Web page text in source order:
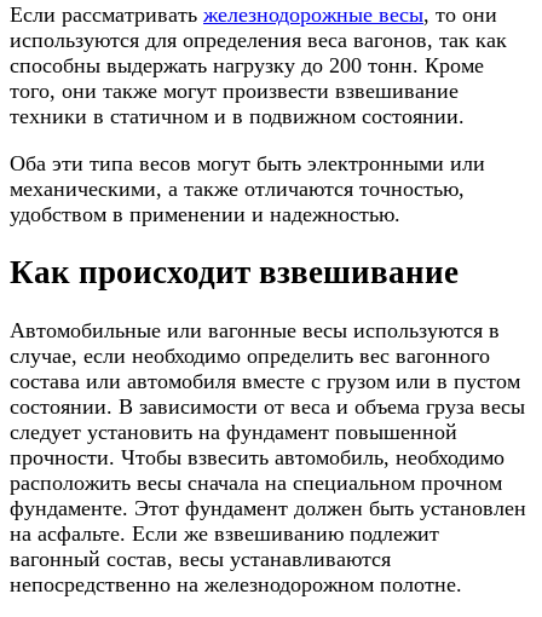
Если рассматривать железнодорожные весы, то они
используются для определения веса вагонов, так как
способны выдержать нагрузку до 200 тонн. Кроме
того, они также могут произвести взвешивание
техники в статичном и в подвижном состоянии.
Оба эти типа весов могут быть электронными или
механическими, а также отличаются точностью,
удобством в применении и надежностью.
Как происходит взвешивание
Автомобильные или вагонные весы используются в
случае, если необходимо определить вес вагонного
состава или автомобиля вместе с грузом или в пустом
состоянии. В зависимости от веса и объема груза весы
следует установить на фундамент повышенной
прочности. Чтобы взвесить автомобиль, необходимо
расположить весы сначала на специальном прочном
фундаменте. Этот фундамент должен быть установлен
на асфальте. Если же взвешиванию подлежит
вагонный состав, весы устанавливаются
непосредственно на железнодорожном полотне.